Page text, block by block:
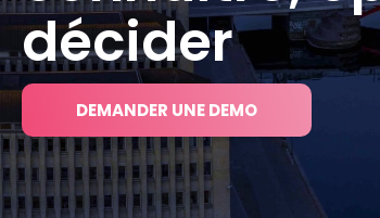
décider
DEMANDER UNE DEMO